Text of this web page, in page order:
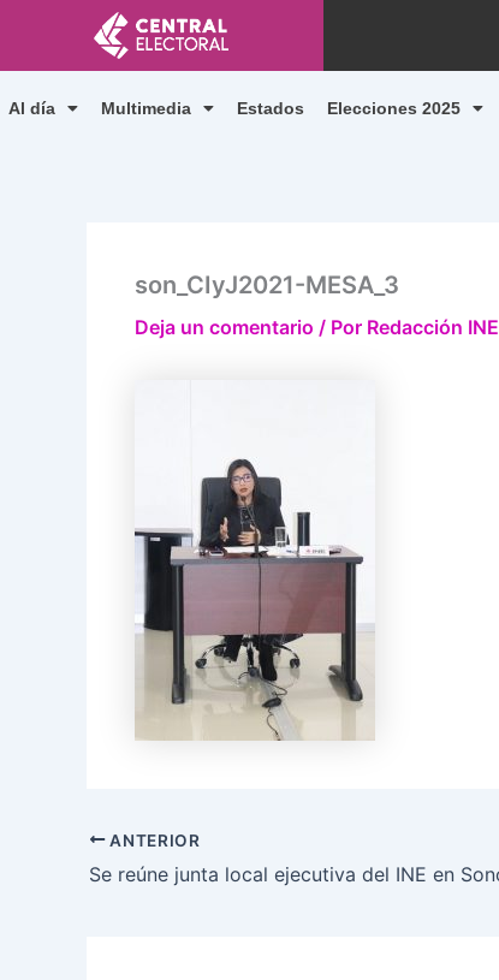
contenido
Al día Multimedia Estados Elecciones 2025
son_CIyJ2021-MESA_3
Deja un comentario / Por Redacción INE
ANTERIOR